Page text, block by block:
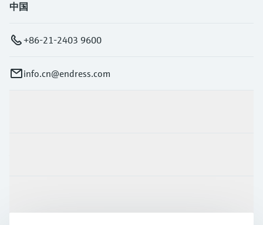
中国
+86-21-2403 9600
info.cn@endress.com